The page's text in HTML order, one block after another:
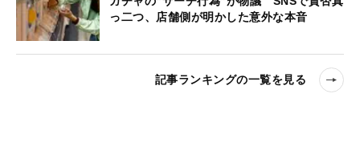
っ二つ、店舗側が明かした意外な本音
記事ランキングの一覧を見る